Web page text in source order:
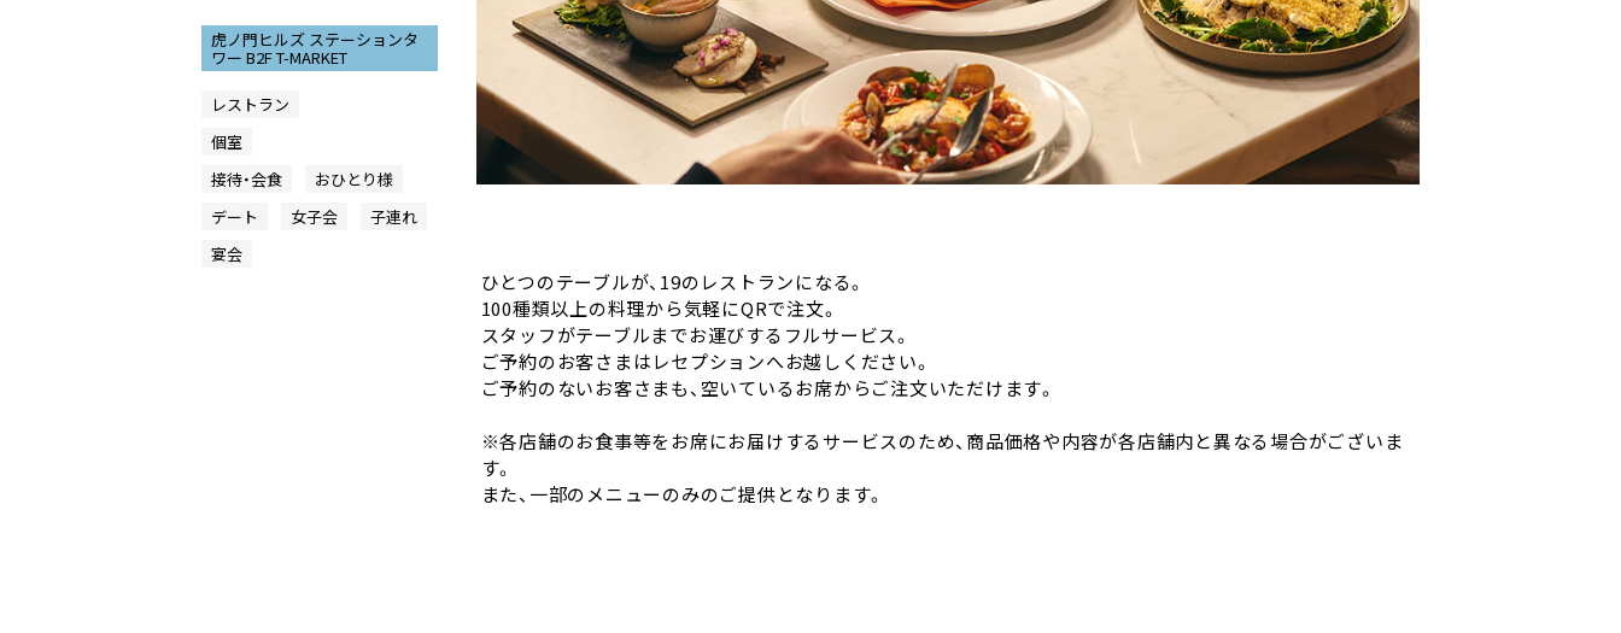
虎ノ門ヒルズ ステーションタ
ワー B2F T-MARKET
レストラン
個室
接待・会食
おひとり様
デート
女子会
子連れ
宴会
ひとつのテーブルが、19のレストランになる。
100種類以上の料理から気軽にQRで注文。
スタッフがテーブルまでお運びするフルサービス。
ご予約のお客さまはレセプションへお越しください。
ご予約のないお客さまも、空いているお席からご注文いただけます。
※各店舗のお食事等をお席にお届けするサービスのため、商品価格や内容が各店舗内と異なる場合がございま
す。
また、一部のメニューのみのご提供となります。